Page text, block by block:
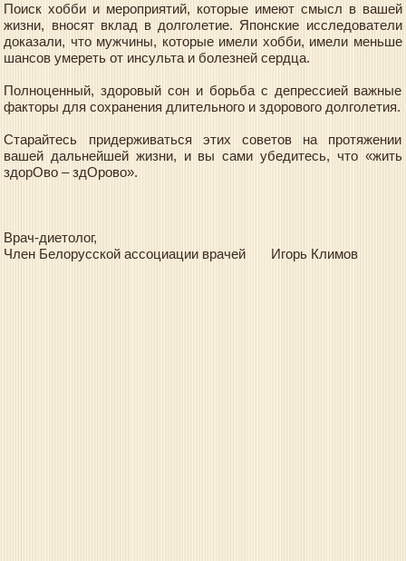
Поиск хобби и мероприятий, которые имеют смысл в вашей
жизни, вносят вклад в долголетие. Японские исследователи
доказали, что мужчины, которые имели хобби, имели меньше
шансов умереть от инсульта и болезней сердца.
Полноценный, здоровый сон и борьба с депрессией важные
факторы для сохранения длительного и здорового долголетия.
Старайтесь придерживаться этих советов на протяжении
вашей дальнейшей жизни, и вы сами убедитесь, что «жить
здорОво – здОрово».
Врач-диетолог,
Член Белорусской ассоциации врачей Игорь Климов